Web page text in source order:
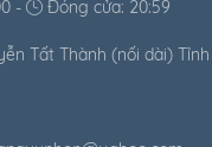
- Đóng cửa: 20:59
Tất Thành (nối dài)